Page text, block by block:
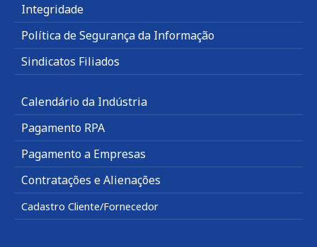
Integridade
Política de Segurança da Informação
Sindicatos Filiados
Calendário da Indústria
Pagamento RPA
Pagamento a Empresas
Contratações e Alienações
Cadastro Cliente/Fornecedor